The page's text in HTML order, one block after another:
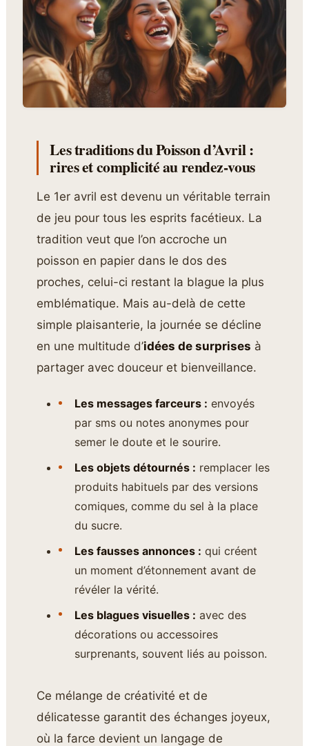
Les traditions du Poisson d’Avril :
rires et complicité au rendez-vous
Le 1er avril est devenu un véritable terrain
de jeu pour tous les esprits facétieux. La
tradition veut que l’on accroche un
poisson en papier dans le dos des
proches, celui-ci restant la blague la plus
emblématique. Mais au-delà de cette
simple plaisanterie, la journée se décline
en une multitude d’idées de surprises à
partager avec douceur et bienveillance.
Les messages farceurs : envoyés
par sms ou notes anonymes pour
semer le doute et le sourire.
Les objets détournés : remplacer les
produits habituels par des versions
comiques, comme du sel à la place
du sucre.
Les fausses annonces : qui créent
un moment d’étonnement avant de
révéler la vérité.
Les blagues visuelles : avec des
décorations ou accessoires
surprenants, souvent liés au poisson.
Ce mélange de créativité et de
délicatesse garantit des échanges joyeux,
où la farce devient un langage de